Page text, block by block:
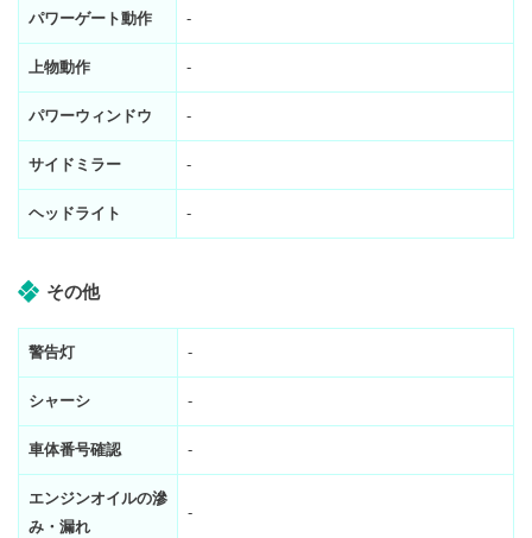
パワーゲート動作 -
上物動作 -
パワーウィンドウ -
サイドミラー -
ヘッドライト -
その他
警告灯 -
シャーシ -
車体番号確認 -
エンジンオイルの滲
み・漏れ
-